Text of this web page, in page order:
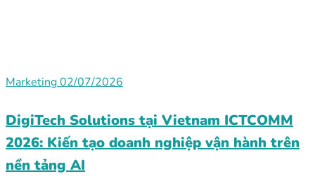
Marketing02/07/2026
DigiTech Solutions tại Vietnam ICTCOMM
2026: Kiến tạo doanh nghiệp vận hành trên
nền tảng AI